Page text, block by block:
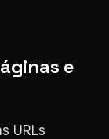
e
URLs